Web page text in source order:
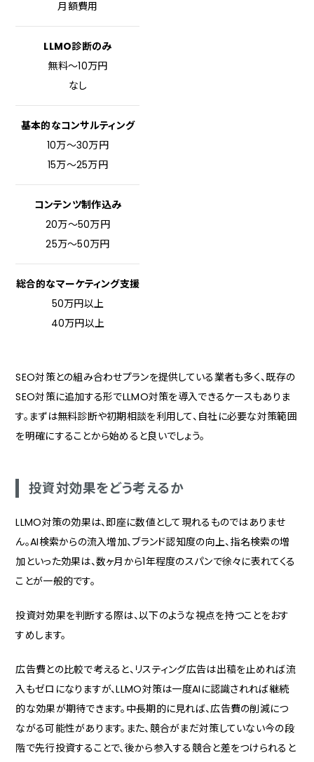
月額費用
LLMO診断のみ
無料〜10万円
なし
基本的なコンサルティング
10万〜30万円
15万〜25万円
コンテンツ制作込み
20万〜50万円
25万〜50万円
総合的なマーケティング支援
50万円以上
40万円以上
SEO対策との組み合わせプランを提供している業者も多く、既存の
SEO対策に追加する形でLLMO対策を導入できるケースもありま
す。まずは無料診断や初期相談を利用して、自社に必要な対策範囲
を明確にすることから始めると良いでしょう。
投資対効果をどう考えるか
LLMO対策の効果は、即座に数値として現れるものではありませ
ん。AI検索からの流入増加、ブランド認知度の向上、指名検索の増
加といった効果は、数ヶ月から1年程度のスパンで徐々に表れてくる
ことが一般的です。
投資対効果を判断する際は、以下のような視点を持つことをおす
すめします。
広告費との比較で考えると、リスティング広告は出稿を止めれば流
入もゼロになりますが、LLMO対策は一度AIに認識されれば継続
的な効果が期待できます。中長期的に見れば、広告費の削減につ
ながる可能性があります。また、競合がまだ対策していない今の段
階で先行投資することで、後から参入する競合と差をつけられると